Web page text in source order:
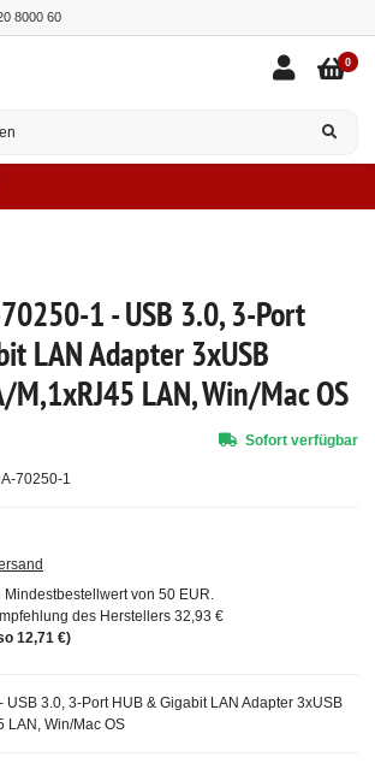
8000 60
0
1 - USB 3.0, 3-Port
LAN Adapter 3xUSB
M,1xRJ45 LAN, Win/Mac OS
70250-1
USB 3.0, 3-Port HUB & Gigabit LAN Adapter 3xUSB
LAN, Win/Mac OS
Mindestbestellwert von 50 EUR.
des Herstellers 32,93 €
12,71 €)
Sofort verfügbar